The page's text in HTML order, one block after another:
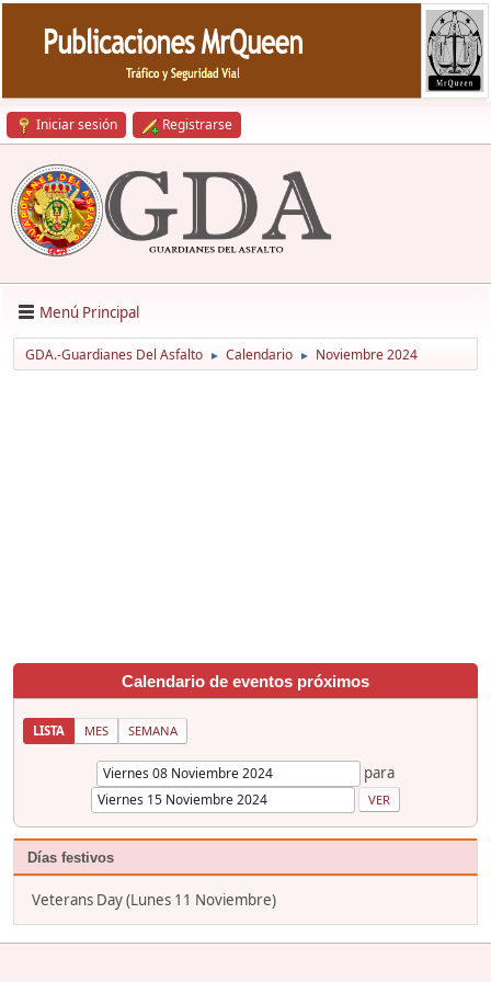
Iniciar sesión Registrarse
Menú Principal
GDA.-Guardianes Del Asfalto ► Calendario ► Noviembre 2024
Calendario de eventos próximos
LISTA MES SEMANA
para
Días festivos
Veterans Day (Lunes 11 Noviembre)